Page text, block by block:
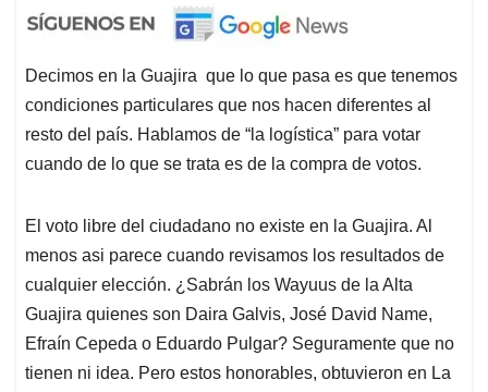
Decimos en la Guajira que lo que pasa es que tenemos
condiciones particulares que nos hacen diferentes al
resto del país. Hablamos de “la logística” para votar
cuando de lo que se trata es de la compra de votos.
El voto libre del ciudadano no existe en la Guajira. Al
menos asi parece cuando revisamos los resultados de
cualquier elección. ¿Sabrán los Wayuus de la Alta
Guajira quienes son Daira Galvis, José David Name,
Efraín Cepeda o Eduardo Pulgar? Seguramente que no
tienen ni idea. Pero estos honorables, obtuvieron en La